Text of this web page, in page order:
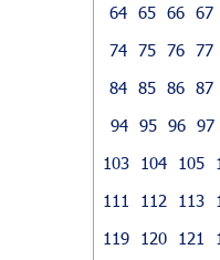
64 65 66 67
74 75 76 77
84 85 86 87
94 95 96 97
103
104 105
111
112 113
119
120 121